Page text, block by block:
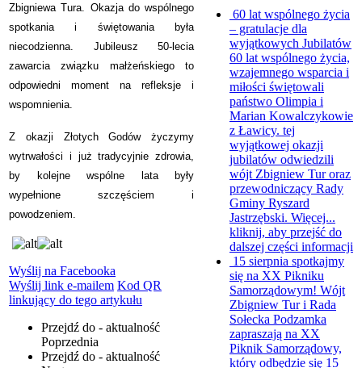
Zbigniewa Tura. Okazja do wspólnego
spotkania i świętowania była
niecodzienna. Jubileusz 50-lecia
zawarcia związku małżeńskiego to
odpowiedni moment na refleksje i
wspomnienia.
Z okazji Złotych Godów życzymy
wytrwałości i już tradycyjnie zdrowia,
by kolejne wspólne lata były
wypełnione szczęściem i
powodzeniem.
Wyślij na Facebooka
Wyślij link e-mailem Kod QR
linkujący do tego artykułu
Przejdź do - aktualność
Poprzednia
Przejdź do - aktualność
60 lat wspólnego życia
– gratulacje dla
wyjątkowych Jubilatów
60 lat wspólnego życia,
wzajemnego wsparcia i
miłości świętowali
państwo Olimpia i
Marian Kowalczykowie
z Ławicy. tej
wyjątkowej okazji
jubilatów odwiedzili
wójt Zbigniew Tur oraz
przewodniczący Rady
Gminy Ryszard
Jastrzębski. Więcej...
kliknij, aby przejść do
dalszej części informacji
15 sierpnia spotkajmy
się na XX Pikniku
Samorządowym! Wójt
Zbigniew Tur i Rada
Sołecka Podzamka
zapraszają na XX
Piknik Samorządowy,
który odbędzie się 15